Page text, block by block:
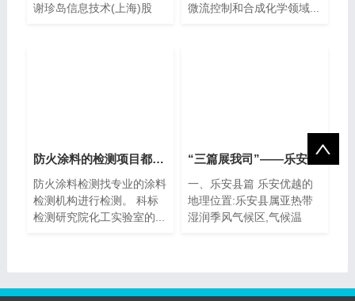
谢珍岛信息技术(上海)股
微流控制和合成化学领域...
防火涂料的检测项目都有哪些？
防火涂料检测找专业的涂料
检测机构进行检测。 科标
检测研究院化工实验室的...
“三篇展我司”——乐安县登仙桥食品发
一、乐安县篇 乐安优越的
地理位置:乐安县属亚热带
湿润季风气候区,气候温